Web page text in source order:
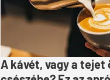
A kávét, vagy a tejet